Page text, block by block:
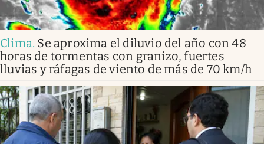
Clima. Se aproxima el diluvio del año con 48
horas de tormentas con granizo, fuertes
lluvias y ráfagas de viento de más de 70 km/h